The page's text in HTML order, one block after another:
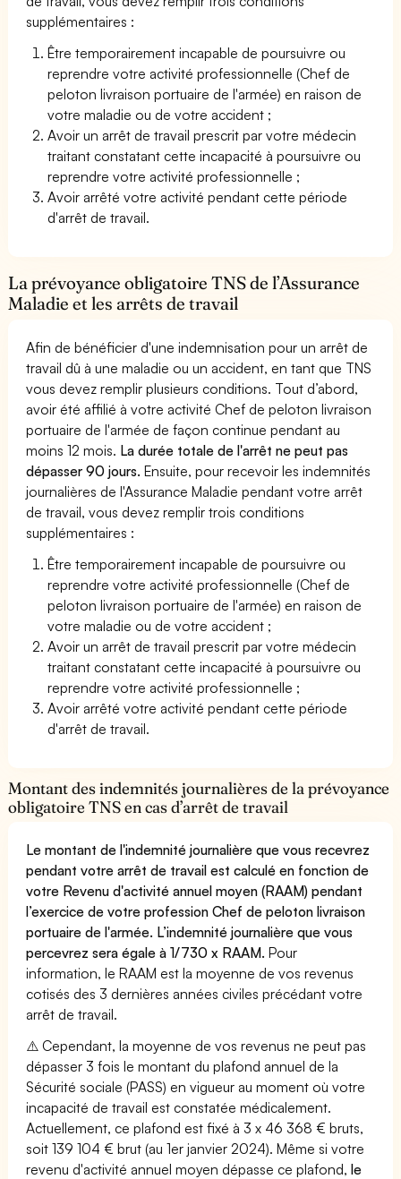
supplémentaires :
Être temporairement incapable de poursuivre ou
reprendre votre activité professionnelle (Chef de
peloton livraison portuaire de l'armée) en raison de
votre maladie ou de votre accident ;
Avoir un arrêt de travail prescrit par votre médecin
traitant constatant cette incapacité à poursuivre ou
reprendre votre activité professionnelle ;
Avoir arrêté votre activité pendant cette période
d'arrêt de travail.
La prévoyance obligatoire TNS de l’Assurance
Maladie et les arrêts de travail
Afin de bénéficier d'une indemnisation pour un arrêt de
travail dû à une maladie ou un accident, en tant que TNS
vous devez remplir plusieurs conditions. Tout d’abord,
avoir été affilié à votre activité Chef de peloton livraison
portuaire de l'armée de façon continue pendant au
moins 12 mois. La durée totale de l'arrêt ne peut pas
dépasser 90 jours. Ensuite, pour recevoir les indemnités
journalières de l'Assurance Maladie pendant votre arrêt
de travail, vous devez remplir trois conditions
supplémentaires :
Être temporairement incapable de poursuivre ou
reprendre votre activité professionnelle (Chef de
peloton livraison portuaire de l'armée) en raison de
votre maladie ou de votre accident ;
Avoir un arrêt de travail prescrit par votre médecin
traitant constatant cette incapacité à poursuivre ou
reprendre votre activité professionnelle ;
Avoir arrêté votre activité pendant cette période
d'arrêt de travail.
Montant des indemnités journalières de la prévoyance
obligatoire TNS en cas d’arrêt de travail
Le montant de l'indemnité journalière que vous recevrez
pendant votre arrêt de travail est calculé en fonction de
votre Revenu d'activité annuel moyen (RAAM) pendant
l’exercice de votre profession Chef de peloton livraison
portuaire de l'armée. L’indemnité journalière que vous
percevrez sera égale à 1/730 x RAAM. Pour
information, le RAAM est la moyenne de vos revenus
cotisés des 3 dernières années civiles précédant votre
arrêt de travail.
⚠️ Cependant, la moyenne de vos revenus ne peut pas
dépasser 3 fois le montant du plafond annuel de la
Sécurité sociale (PASS) en vigueur au moment où votre
incapacité de travail est constatée médicalement.
Actuellement, ce plafond est fixé à 3 x 46 368 € bruts,
soit 139 104 € brut (au 1er janvier 2024). Même si votre
revenu d'activité annuel moyen dépasse ce plafond,le